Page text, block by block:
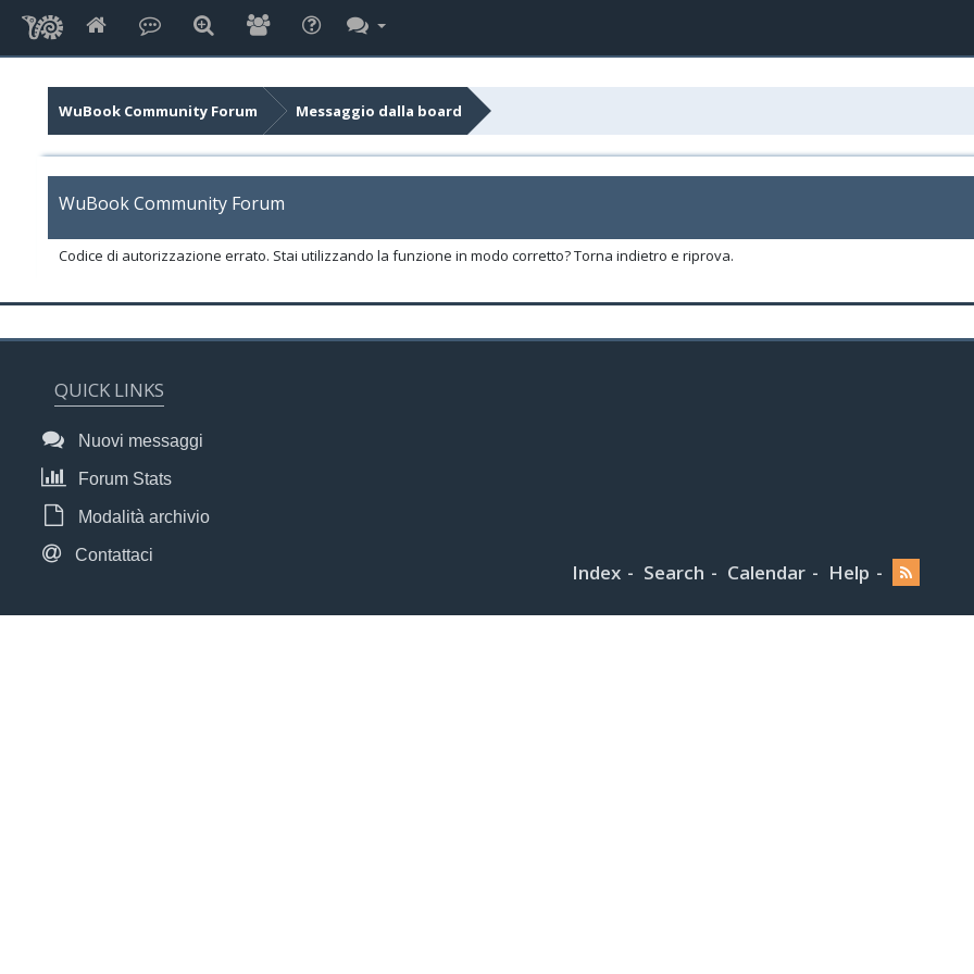
WuBook Community Forum Messaggio dalla board
WuBook Community Forum
Codice di autorizzazione errato. Stai utilizzando la funzione in modo corretto? Torna indietro e riprova.
QUICK LINKS
Nuovi messaggi
Forum Stats
Modalità archivio
Contattaci
Index Search Calendar Help